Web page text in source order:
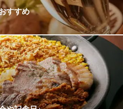
ド ムラ） 中野店
すすめ
特典有！誕生日や記念日などのお
ージ付きデザートプレートご用意
リングワインで。大切なあの人
感謝や心のこもったサプライズ演